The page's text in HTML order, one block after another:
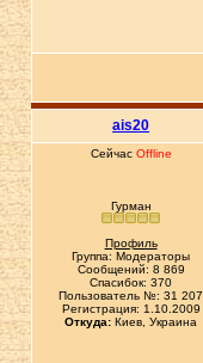
ais20
Сейчас Offline
Гурман
Профиль
Группа: Модераторы
Сообщений: 8 869
Спасибок: 370
Пользователь №: 31 207
Регистрация: 1.10.2009
Откуда: Киев, Украина